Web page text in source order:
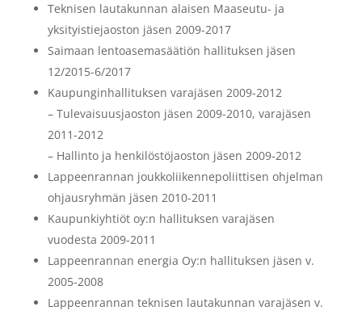
Teknisen lautakunnan alaisen Maaseutu- ja
yksityistiejaoston jäsen 2009-2017
Saimaan lentoasemasäätiön hallituksen jäsen
12/2015-6/2017
Kaupunginhallituksen varajäsen 2009-2012
– Tulevaisuusjaoston jäsen 2009-2010, varajäsen
2011-2012
– Hallinto ja henkilöstöjaoston jäsen 2009-2012
Lappeenrannan joukkoliikennepoliittisen ohjelman
ohjausryhmän jäsen 2010-2011
Kaupunkiyhtiöt oy:n hallituksen varajäsen
vuodesta 2009-2011
Lappeenrannan energia Oy:n hallituksen jäsen v.
2005-2008
Lappeenrannan teknisen lautakunnan varajäsen v.